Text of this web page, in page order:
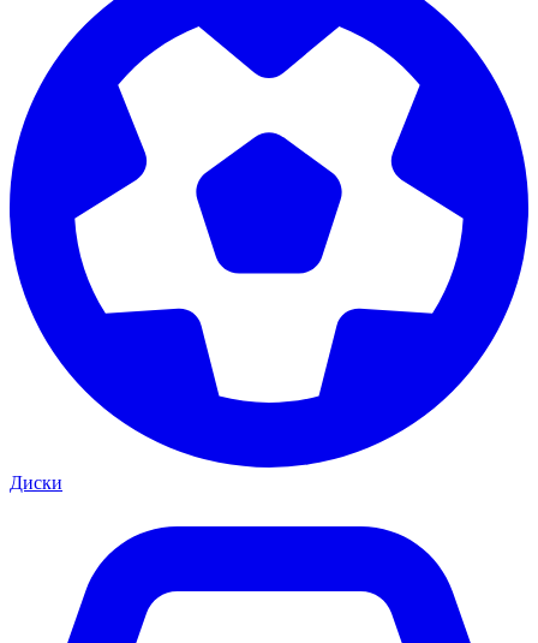
Диски